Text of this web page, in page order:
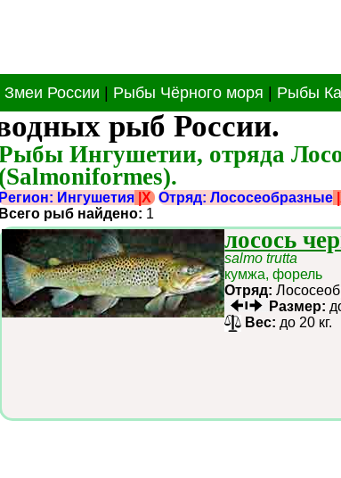
Змеи России Рыбы Чёрного моря Рыбы
рыб России.
Ингушетии, отряда
(Salmoniformes).
Ингушетия |X Отряд: Лососеобразные
Всего рыб найдено: 1
лосось
salmo trutta
кумжа, форель
Отряд:
Размер:
Вес: до 20 кг.